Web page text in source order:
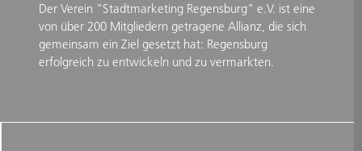
Der Verein "Stadtmarketing Regensburg" e.V. ist eine
von über 200 Mitgliedern getragene Allianz, die sich
gemeinsam ein Ziel gesetzt hat: Regensburg
erfolgreich zu entwickeln und zu vermarkten.